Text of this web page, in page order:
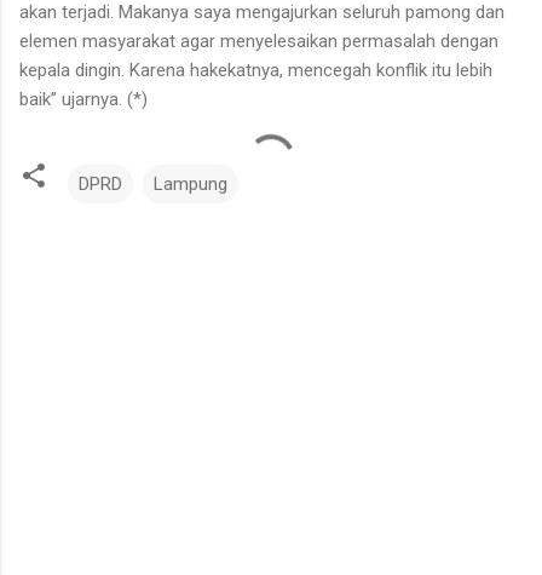
akan terjadi. Makanya saya mengajurkan seluruh pamong dan
elemen masyarakat agar menyelesaikan permasalah dengan
kepala dingin. Karena hakekatnya, mencegah konflik itu lebih
baik” ujarnya. (*)
DPRD Lampung